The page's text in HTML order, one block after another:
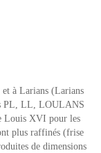
et à Larians (Larians
PL, LL, LOULANS
Louis XVI pour les
plus raffinés (frise
de dimensions